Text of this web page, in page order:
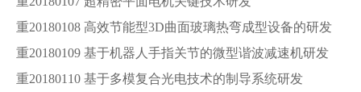
重20180108 高效节能型3D曲面玻璃热弯成型设备的研发
重20180109 基于机器人手指关节的微型谐波减速机研发
重20180110 基于多模复合光电技术的制导系统研发